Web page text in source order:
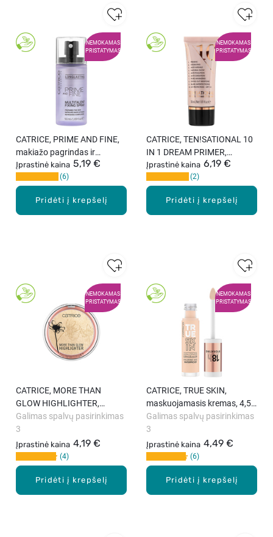
NEMOKAMAS
PRISTATYMAS
Pridėti į krepšelį
CATRICE, PRIME AND FINE,
makiažo pagrindas ir
fiksatorius, 50 ml
Įprastinė kaina 5,19 €
6
NEMOKAMAS
PRISTATYMAS
Pridėti į krepšelį
CATRICE, TEN!SATIONAL 10
IN 1 DREAM PRIMER,
makiažo bazė, 30 ml
Įprastinė kaina 6,19 €
2
NEMOKAMAS
PRISTATYMAS
Pridėti į krepšelį
CATRICE, MORE THAN
GLOW HIGHLIGHTER,
skaistinanti pudra, 5,9 g
Įprastinė kaina 4,19 €
Galimas spalvų pasirinkimas
3
4
NEMOKAMAS
PRISTATYMAS
Pridėti į krepšelį
CATRICE, TRUE SKIN,
maskuojamasis kremas, 4,5
ml
Įprastinė kaina 4,49 €
Galimas spalvų pasirinkimas
3
6